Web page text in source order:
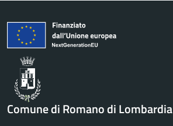
Comune di Romano di Lombardia